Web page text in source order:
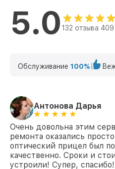
5.0 132 отзыва
Обслуживание 100%
Антонова Дарья
Очень довольна этим
ремонта оказались
оптический прицел был
качественно. Сроки и
устроили! Супер,